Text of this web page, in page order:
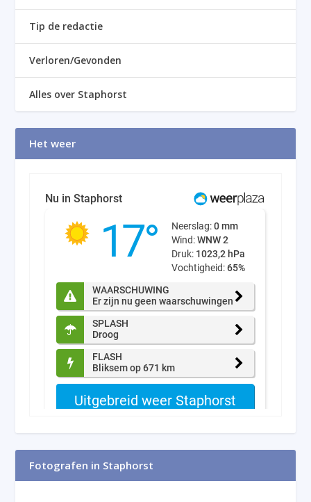
Tip de redactie
Verloren/Gevonden
Alles over Staphorst
Het weer
Fotografen in Staphorst